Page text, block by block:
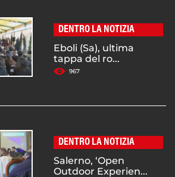
DENTRO LA NOTIZIA
Eboli (Sa), ultima
tappa del ro...
967
DENTRO LA NOTIZIA
Salerno, ‘Open
Outdoor Experien...